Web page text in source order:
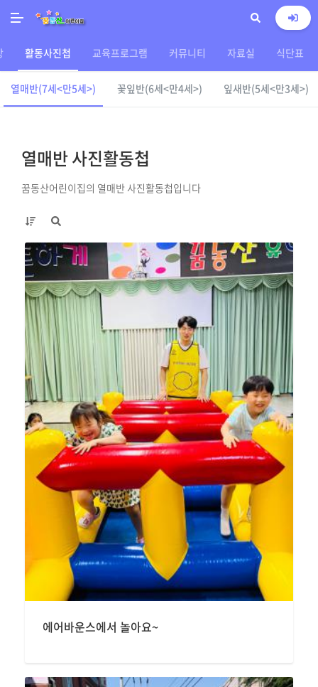
활동사진첩 교육프로그램 커뮤니티 자료실 식단표
열매반(7세<만5세>) 꽃잎반(6세<만4세>) 잎새반(5세<만3세>)
열매반 사진활동첩
꿈동산어린이집의 열매반 사진활동첩입니다
에어바운스에서 놀아요~